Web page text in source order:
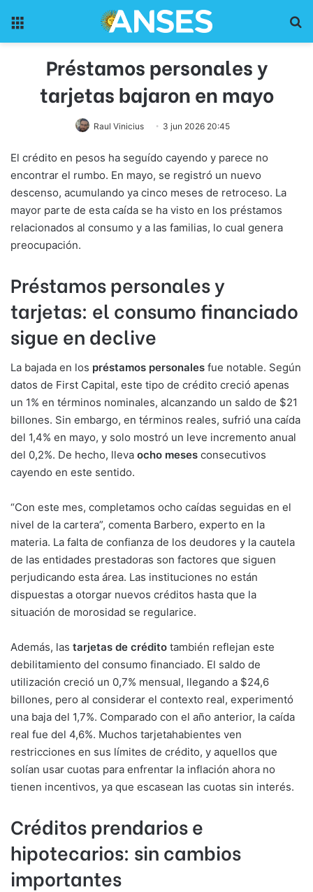
Préstamos personales y
tarjetas bajaron en mayo
Raul Vinicius 3 jun 2026 20:45
El crédito en pesos ha seguído cayendo y parece no
encontrar el rumbo. En mayo, se registró un nuevo
descenso, acumulando ya cinco meses de retroceso. La
mayor parte de esta caída se ha visto en los préstamos
relacionados al consumo y a las familias, lo cual genera
preocupación.
Préstamos personales y
tarjetas: el consumo financiado
sigue en declive
La bajada en los préstamos personales fue notable. Según
datos de First Capital, este tipo de crédito creció apenas
un 1% en términos nominales, alcanzando un saldo de $21
billones. Sin embargo, en términos reales, sufrió una caída
del 1,4% en mayo, y solo mostró un leve incremento anual
del 0,2%. De hecho, lleva ocho meses consecutivos
cayendo en este sentido.
“Con este mes, completamos ocho caídas seguidas en el
nivel de la cartera”, comenta Barbero, experto en la
materia. La falta de confianza de los deudores y la cautela
de las entidades prestadoras son factores que siguen
perjudicando esta área. Las instituciones no están
dispuestas a otorgar nuevos créditos hasta que la
situación de morosidad se regularice.
Además, las tarjetas de crédito también reflejan este
debilitamiento del consumo financiado. El saldo de
utilización creció un 0,7% mensual, llegando a $24,6
billones, pero al considerar el contexto real, experimentó
una baja del 1,7%. Comparado con el año anterior, la caída
real fue del 4,6%. Muchos tarjetahabientes ven
restricciones en sus límites de crédito, y aquellos que
solían usar cuotas para enfrentar la inflación ahora no
tienen incentivos, ya que escasean las cuotas sin interés.
Créditos prendarios e
hipotecarios: sin cambios
importantes